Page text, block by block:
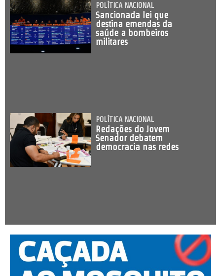
POLÍTICA NACIONAL
Sancionada lei que
destina emendas da
saúde a bombeiros
militares
POLÍTICA NACIONAL
Redações do Jovem
Senador debatem
democracia nas redes